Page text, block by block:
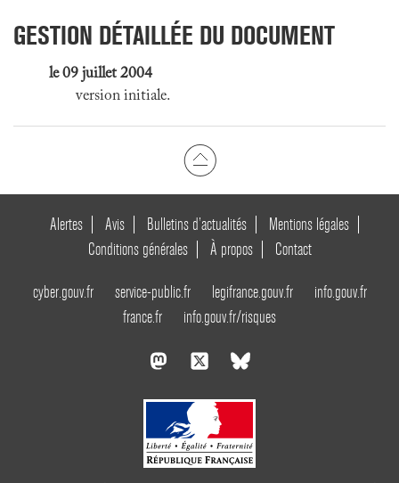
GESTION DÉTAILLÉE DU DOCUMENT
le 09 juillet 2004
version initiale.
Alertes Avis Bulletins d’actualités
Mentions légales
Conditions générales
À propos Contact
cyber.gouv.fr service-public.fr legifrance.gouv.fr
info.gouv.fr
france.fr
info.gouv.fr/risques